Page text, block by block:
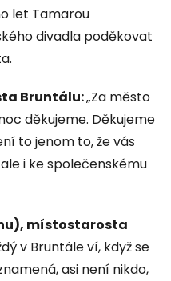
let Tamarou
divadla poděkovat
Bruntálu:„Za město
děkujeme. Děkujeme
to jenom to, že vás
i ke společenskému
místostarosta
v Bruntále ví, když se
asi není nikdo,